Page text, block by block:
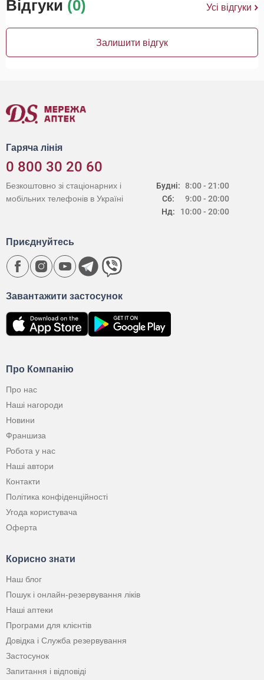
Відгуки (0) Усі відгуки
Залишити відгук
Гаряча лінія
0 800 30 20 60
Будні:
Сб:
Нд:
8:00 - 21:00
9:00 - 20:00
10:00 - 20:00
Безкоштовно зі стаціонарних і
мобільних телефонів в Україні
Про Компанію
Про нас
Наші нагороди
Новини
Франшиза
Робота у нас
Наші автори
Контакти
Політика конфіденційності
Угода користувача
Оферта
Корисно знати
Наш блог
Пошук і онлайн-резервування ліків
Наші аптеки
Програми для клієнтів
Довідка і Служба резервування
Застосунок
Запитання і відповіді
Завантажити застосунок
Приєднуйтесь